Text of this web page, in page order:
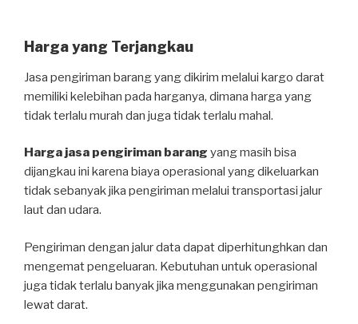
Harga yang Terjangkau
Jasa pengiriman barang yang dikirim melalui kargo darat
memiliki kelebihan pada harganya, dimana harga yang
tidak terlalu murah dan juga tidak terlalu mahal.
Harga jasa pengiriman barang yang masih bisa
dijangkau ini karena biaya operasional yang dikeluarkan
tidak sebanyak jika pengiriman melalui transportasi jalur
laut dan udara.
Pengiriman dengan jalur data dapat diperhitunghkan dan
mengemat pengeluaran. Kebutuhan untuk operasional
juga tidak terlalu banyak jika menggunakan pengiriman
lewat darat.